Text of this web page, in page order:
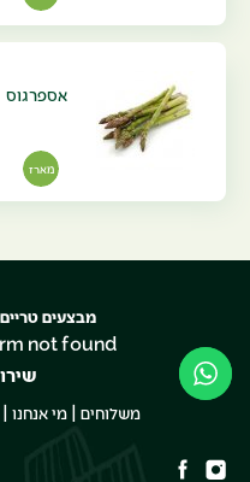
אספרגוס
מארז
מבצעים
not found.
משלוחים |מי אנחנו